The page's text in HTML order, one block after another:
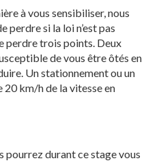
à vous sensibiliser, nous
perdre si la loi n’est pas
perdre trois points. Deux
de vous être ôtés en
Un stationnement ou un
km/h de la vitesse en
pourrez durant ce stage vous